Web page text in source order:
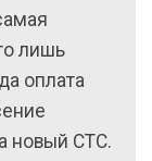
лишь
оплата
новый СТС.